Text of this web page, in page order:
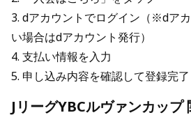
3. dアカウントでログイン（※dア
い場合はdアカウント発行）
4. 支払い情報を入力
5. 申し込み内容を確認して登録完了
JリーグYBCルヴァンカップ